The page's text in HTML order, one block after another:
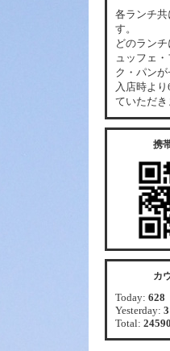
各ランチ
す。
どのラン
ュッフェ
ク・パンが
入店時よ
ていただき
携
カ
Today: 628
Yesterday:
Total: